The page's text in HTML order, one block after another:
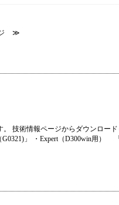
≫
技術情報ページからダウンロード
」 ・Expert（D300win用） 「